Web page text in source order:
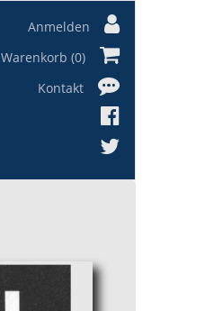
Anmelden
Warenkorb (0)
Kontakt